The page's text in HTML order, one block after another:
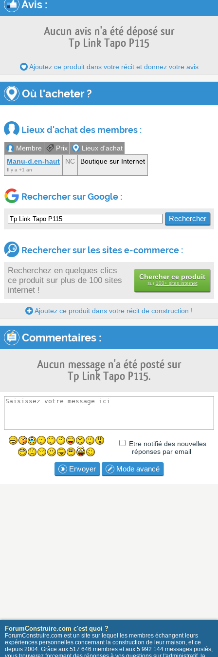
Avis :
Aucun avis n'a été déposé sur
Tp Link Tapo P115
Ajoutez ce produit dans votre récit et donnez votre avis
Où l'acheter ?
Lieux d'achat des membres :
Membre Prix
Lieux d'achat
Manu-d.en-haut
Il y a +1 an
NC Boutique sur Internet
Rechercher sur Google :
Rechercher sur les sites e-commerce :
Recherchez en quelques clics
ce produit sur plus de 100 sites
internet !
Chercher ce produit
sur 100+ sites internet
Ajoutez ce produit dans votre récit de construction !
Commentaires :
Aucun message n'a été posté sur
Tp Link Tapo P115.
Etre notifié des nouvelles
réponses par email
Envoyer Mode avancé
ForumConstruire.com c'est quoi ?
ForumConstruire.com est un site sur lequel les membres échangent leurs
expériences personnelles concernant la construction de leur maison, et ce
depuis 2004. Grâce aux 517 646 membres et aux 5 992 144 messages postés,